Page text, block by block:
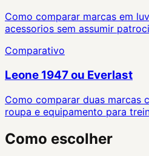
Como comparar marcas em
acessorios sem assumir
Comparativo
Leone 1947 ou Everlast
Como comparar duas marcas
roupa e equipamento para
Como escolher